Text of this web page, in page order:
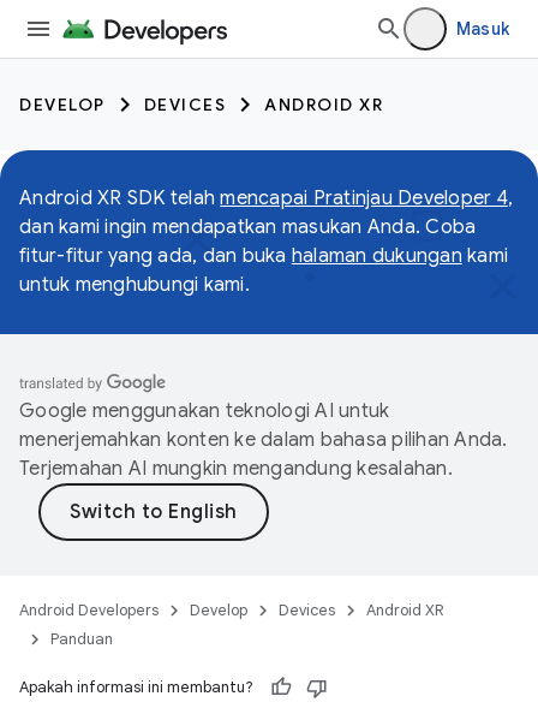
Masuk
DEVELOP DEVICES ANDROID XR
Android XR SDK telahmencapai Pratinjau Developer 4,
dan kami ingin mendapatkan masukan Anda. Coba
fitur-fitur yang ada, dan buka halaman dukungan kami
untuk menghubungi kami.
Google menggunakan teknologi AI untuk
menerjemahkan konten ke dalam bahasa pilihan Anda.
Terjemahan AI mungkin mengandung kesalahan.
Android Developers Develop Devices
Android XR
Panduan
Apakah informasi ini membantu?